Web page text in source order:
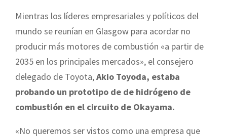
Mientras los líderes empresariales y políticos del
mundo se reunían en Glasgow para acordar no
producir más motores de combustión «a partir de
2035 en los principales mercados», el consejero
delegado de Toyota,Akio Toyoda, estaba
probando un prototipo de de hidrógeno de
combustión en el circuito de Okayama.
«No queremos ser vistos como una empresa que